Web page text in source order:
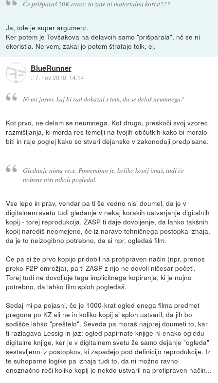
Če prišparaš 20K evrov, to zate ni materialna korist???
Ja, tole je super argument.
Ker potem je Tovšakova na delavcih samo "prišparala", nč se ni
okoristla. Ne vem, zakaj jo potem štrafajo tolk, ej.
BlueRunner
::7. nov 2010, 14:14
Ni mi jasno, kaj bi rad dokazal s tem, da se delaš neumnega?
Kot prvo, ne delam se neumnega. Kot drugo, preskoči svoj vzorec
razmišljanja, ki morda res temelji na tvojih občutkih kako bi moralo
biti in raje poglej kako so stvari dejansko v zakonodaji predpisane.
Gledanje nima veze. Pomembno je, koliko kopij imaš, tudi če
nobene nisi nikoli pogledal.
Vse lepo in prav, vendar pa ti še vedno nisi doumel, da je v
digitalnem svetu tudi gledanje v nekaj korakih ustvarjanje digitalnih
kopij - torej reprodukcija. ZASP ti daje dovoljenje, da lahko takšnih
kopij narediš neomejeno, če iz narave tehničnega postopka izhaja,
da je to neizogibno potrebno, da si npr. ogledaš film.
Če pa si že prvo kopijo pridobil na protipraven način (npr. prenos
preko P2P omrežja), pa ti ZASP z njo ne dovoli ničesar početi.
Torej tudi ne dovoljuje tega implicitnega kopiranja, ki je nujno
potrebno, da lahko film sploh pogledaš.
Sedaj mi pa pojasni, če je 1000-krat ogled enega filma predmet
pregona po KZ ali ne in koliko kopij si sploh ustvaril, da jih bo
sodišče lahko "preštelo". Seveda pa moraš najprej doumeti to, kar
ti razlagava Lessig in jaz: ogled papirnate knjige ni enako ogledu
digitalne knjige, ker je v digitalnem svetu že samo dejanje "ogleda"
sestavljeno iz postopkov, ki zapadejo pod definicijo reprodukcije. Iz
te suhoparne logike pa izhaja tudi to, da ni možno ravno
enoznačno reči koliko kopij je nekdo ustvaril na protipraven način...